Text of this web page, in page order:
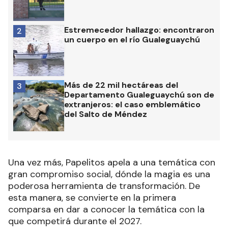
Estremecedor hallazgo: encontraron
un cuerpo en el río Gualeguaychú
2
Más de 22 mil hectáreas del
Departamento Gualeguaychú son de
extranjeros: el caso emblemático
del Salto de Méndez
3
Una vez más, Papelitos apela a una temática con
gran compromiso social, dónde la magia es una
poderosa herramienta de transformación. De
esta manera, se convierte en la primera
comparsa en dar a conocer la temática con la
que competirá durante el 2027.